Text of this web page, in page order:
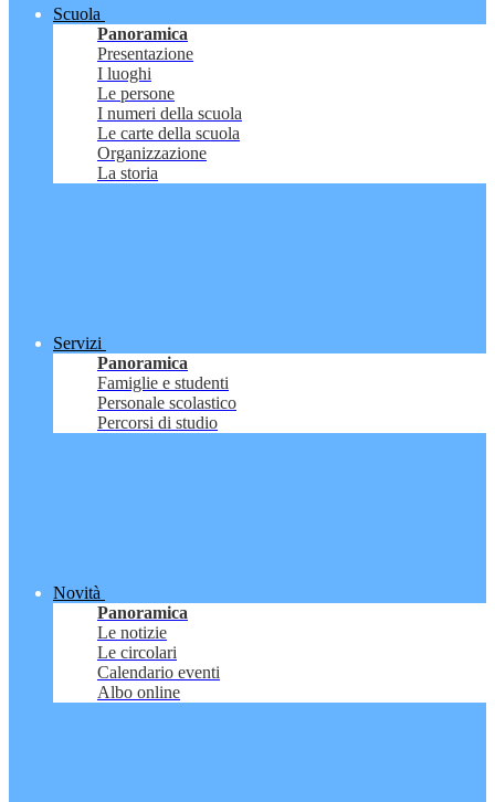
Scuola
Panoramica
Presentazione
I luoghi
Le persone
I numeri della scuola
Le carte della scuola
Organizzazione
La storia
Servizi
Panoramica
Famiglie e studenti
Personale scolastico
Percorsi di studio
Novità
Panoramica
Le notizie
Le circolari
Calendario eventi
Albo online